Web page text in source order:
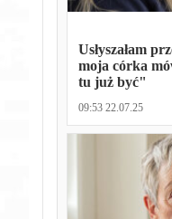
Usłyszałam
moja córka
tu już być"
09:53 22.07.25